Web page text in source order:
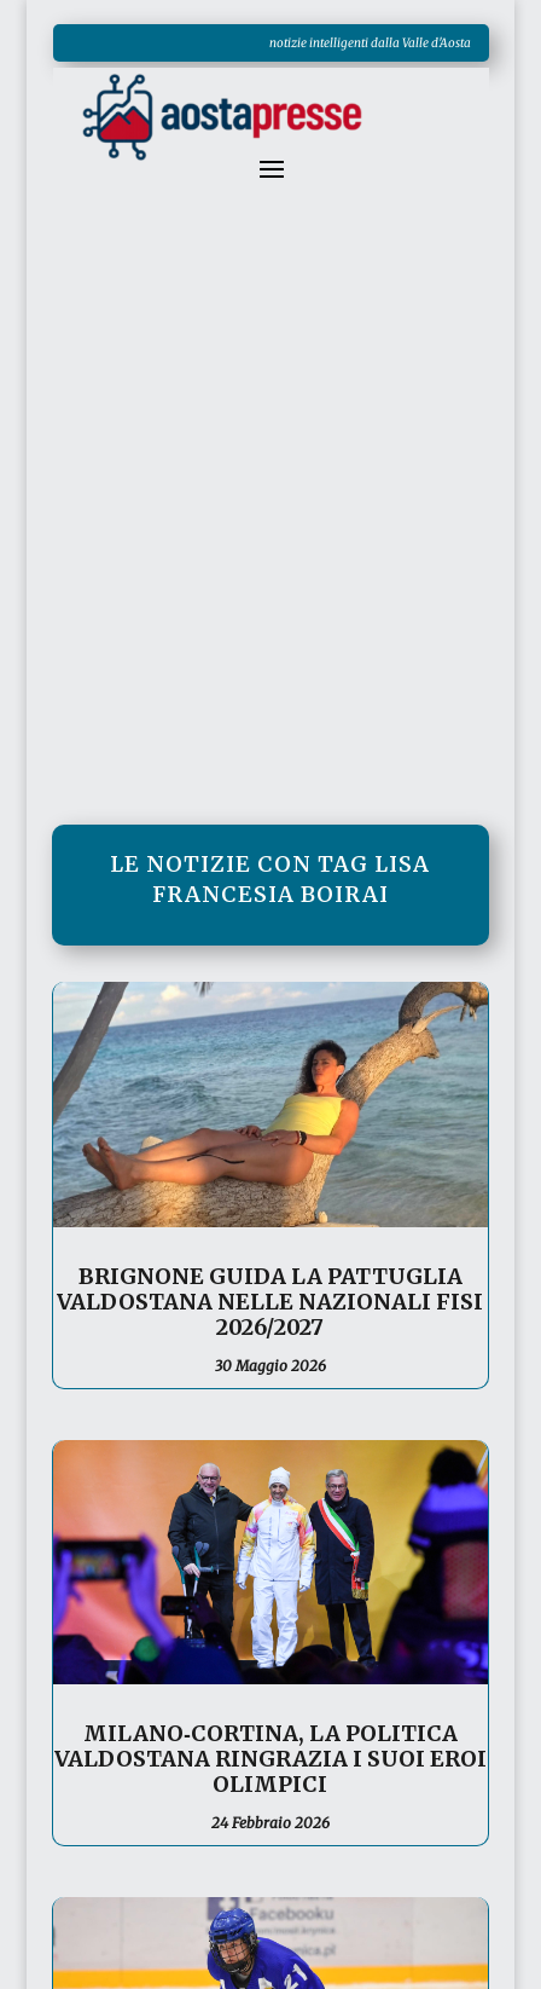
notizie intelligenti dalla Valle d'Aosta
LE NOTIZIE CON TAG LISA
FRANCESIA BOIRAI
BRIGNONE GUIDA LA PATTUGLIA
VALDOSTANA NELLE NAZIONALI FISI
2026/2027
30 Maggio 2026
MILANO‑CORTINA, LA POLITICA
VALDOSTANA RINGRAZIA I SUOI EROI
OLIMPICI
24 Febbraio 2026